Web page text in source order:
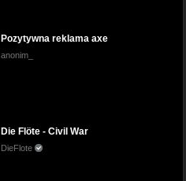
Pozytywna reklama axe
anonim_
Die Flöte - Civil War
DieFlote